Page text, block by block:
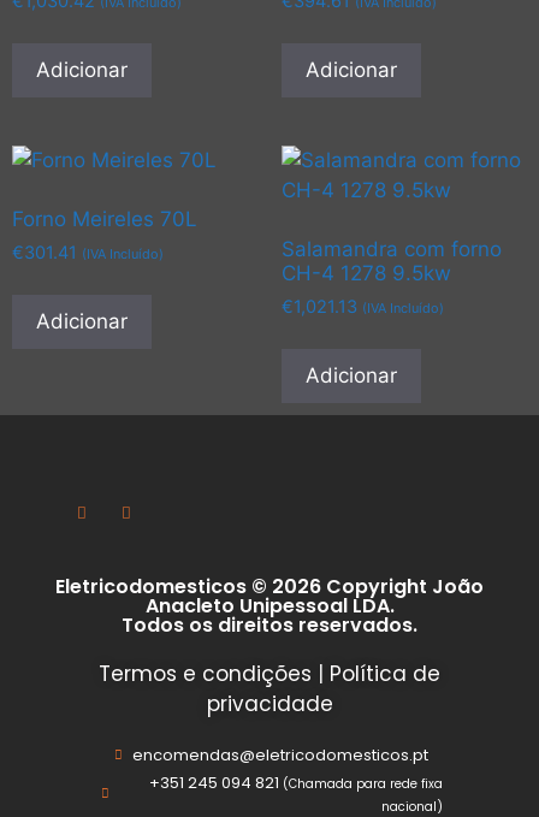
Adicionar Adicionar
Forno Meireles 70L
€301.41 (IVA Incluído)
Adicionar
Salamandra com forno
CH-4 1278 9.5kw
€1,021.13 (IVA Incluído)
Adicionar
Eletricodomesticos © 2026 Copyright João
Anacleto Unipessoal LDA.
Todos os direitos reservados.
Termos e condições | Política de
privacidade
encomendas@eletricodomesticos.pt
+351 245 094 821 (Chamada para rede fixa
nacional)